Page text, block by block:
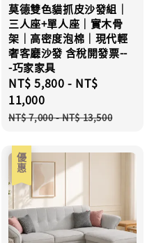
莫德雙色貓抓皮沙發組｜
三人座+單人座｜實木骨
架｜高密度泡棉｜現代輕
奢客廳沙發 含稅開發票--
-巧家家具
Sale
price
NT$ 5,800 - NT$
11,000
Regular
NT$ 7,000-NT$ 13,500
優惠